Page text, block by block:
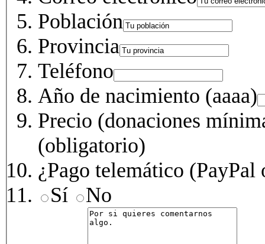
Población
Provincia
Teléfono
Año de nacimiento (aaaa)
Precio (donaciones
(obligatorio)
¿Pago telemático
Sí
No